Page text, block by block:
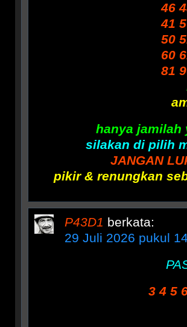
46
41
50
60
81
hanya jamilah
silakan di pilih
JANGAN
pikir & renungkan
P43D1 berkata:
29 Juli 2026 pukul
3 4 5